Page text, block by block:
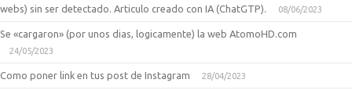
webs) sin ser detectado. Articulo creado con IA (ChatGTP).
08/06/2023
Se «cargaron» (por unos dias, logicamente) la web AtomoHD.com
24/05/2023
Como poner link en tus post de Instagram 28/04/2023